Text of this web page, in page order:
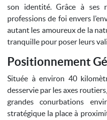
son identité. Grâce à ses
professions de foi envers
autant les amoureux de la
tranquille pour poser leurs
Positionnement
Située à environ 40
desservie par les axes
grandes conurbations
stratégique la place à